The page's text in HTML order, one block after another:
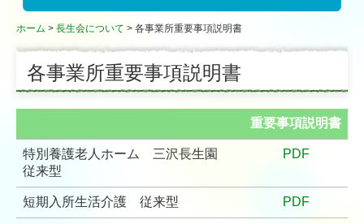
キャラクター紹介
お知らせ
高齢者入居施設
特別養護老人ホーム 三沢長生園
ホーム 長生会について 各事業所重要事項説明書
各事業所重要事項説明書
重要事項説明書
特別養護老人ホーム 三沢長生園
従来型
PDF
短期入所生活介護 従来型 PDF